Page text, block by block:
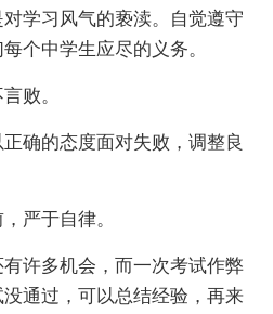
学习风气的亵渎。自觉遵守
个中学生应尽的义务。
败。
确的态度面对失败，调整良
严于自律。
许多机会，而一次考试作弊
通过，可以总结经验，再来